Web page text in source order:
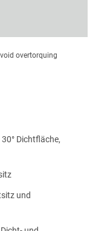
overtorquing
Dichtfläche,
und